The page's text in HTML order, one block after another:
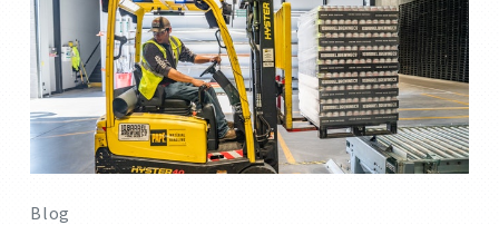
Blog